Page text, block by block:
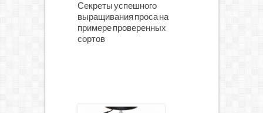
Секреты успешного
выращивания проса на
примере проверенных
сортов